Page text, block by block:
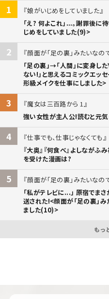
1
娘がいじめをしていました
「え? 何よこれ」...。謝罪後
じめをしていました(9)>
2
顔面が「足の裏」みたいなの
「足の裏」→「人間」に変身し
ない!」と思えるコミックエッ
形級メイクを仕事にしました>
3
魔女は三百路から 1
強い女性が主人公!読むと元
4
仕事でも、仕事じゃなくても
『大奥』『何食べ』よしなが
を受けた漫画は?
5
顔面が「足の裏」みたいなの
「私がテレビに...」 原宿でま
送された!<顔面が「足の裏」
ました(10)>
もっ